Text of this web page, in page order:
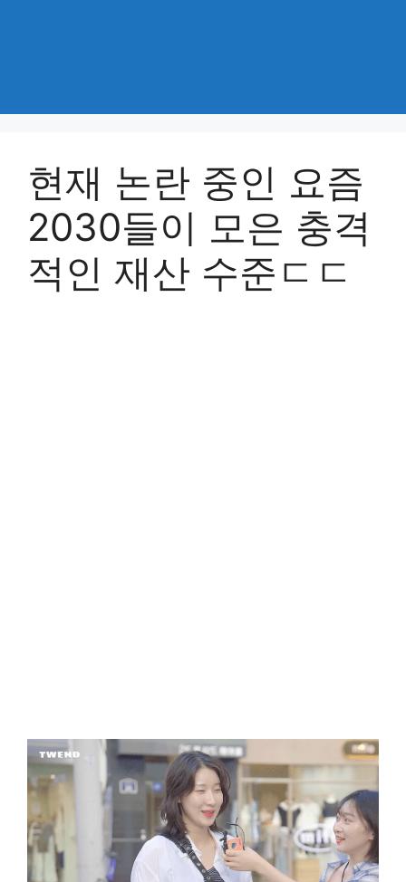
현재 논란 중인 요즘
2030들이 모은 충격
적인 재산 수준ㄷㄷ